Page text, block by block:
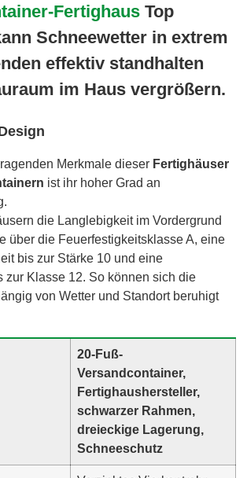
Fertighaus Top
Schneewetter in extrem
effektiv standhalten
im Haus vergrößern.
Merkmale dieser Fertighäuser
ist ihr hoher Grad an
die Langlebigkeit im Vordergrund
über die Feuerfestigkeitsklasse A, eine
bis zur Stärke 10 und eine
zur Klasse 12. So können sich die
von Wetter und Standort beruhigt
20-Fuß-
Versandcontainer,
Fertighaushersteller,
schwarzer Rahmen,
dreieckige Lagerung,
Schneeschutz